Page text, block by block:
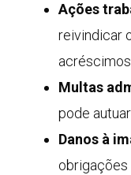
Ações
reivindicar
acréscimos.
Multas
pode
Danos à